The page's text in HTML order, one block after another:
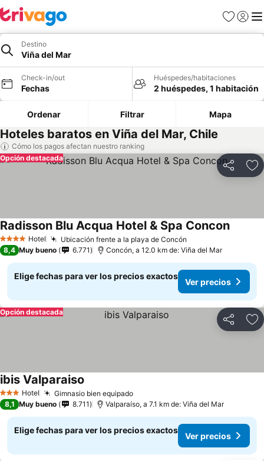
Favoritos
Iniciar
Destino
Viña del Mar
Check-in/out
Fechas
Huéspedes/habitaciones
2 huéspedes, 1 habitación
Ordenar Filtrar Mapa
Hoteles baratos en Viña del Mar, Chile
Cómo los pagos afectan nuestro ranking
Compartir
Opción destacada
4 EstrellasHotel Ubicación frente a la playa de Concón
Radisson Blu Acqua Hotel & Spa ConconVer
8,4 Muy bueno 6.771 Concón, a 12.0 km de: Viña del Mar
Elige fechas para ver los precios exactos
Ver precios
Compartir
Opción destacada
3 Estrellas
Hotel Gimnasio bien equipadoVer precios
ibis Valparaiso
8,1 Muy bueno 8.711 Valparaíso, a 7.1 km de: Viña del Mar
Elige fechas para ver los precios exactos
Ver precios